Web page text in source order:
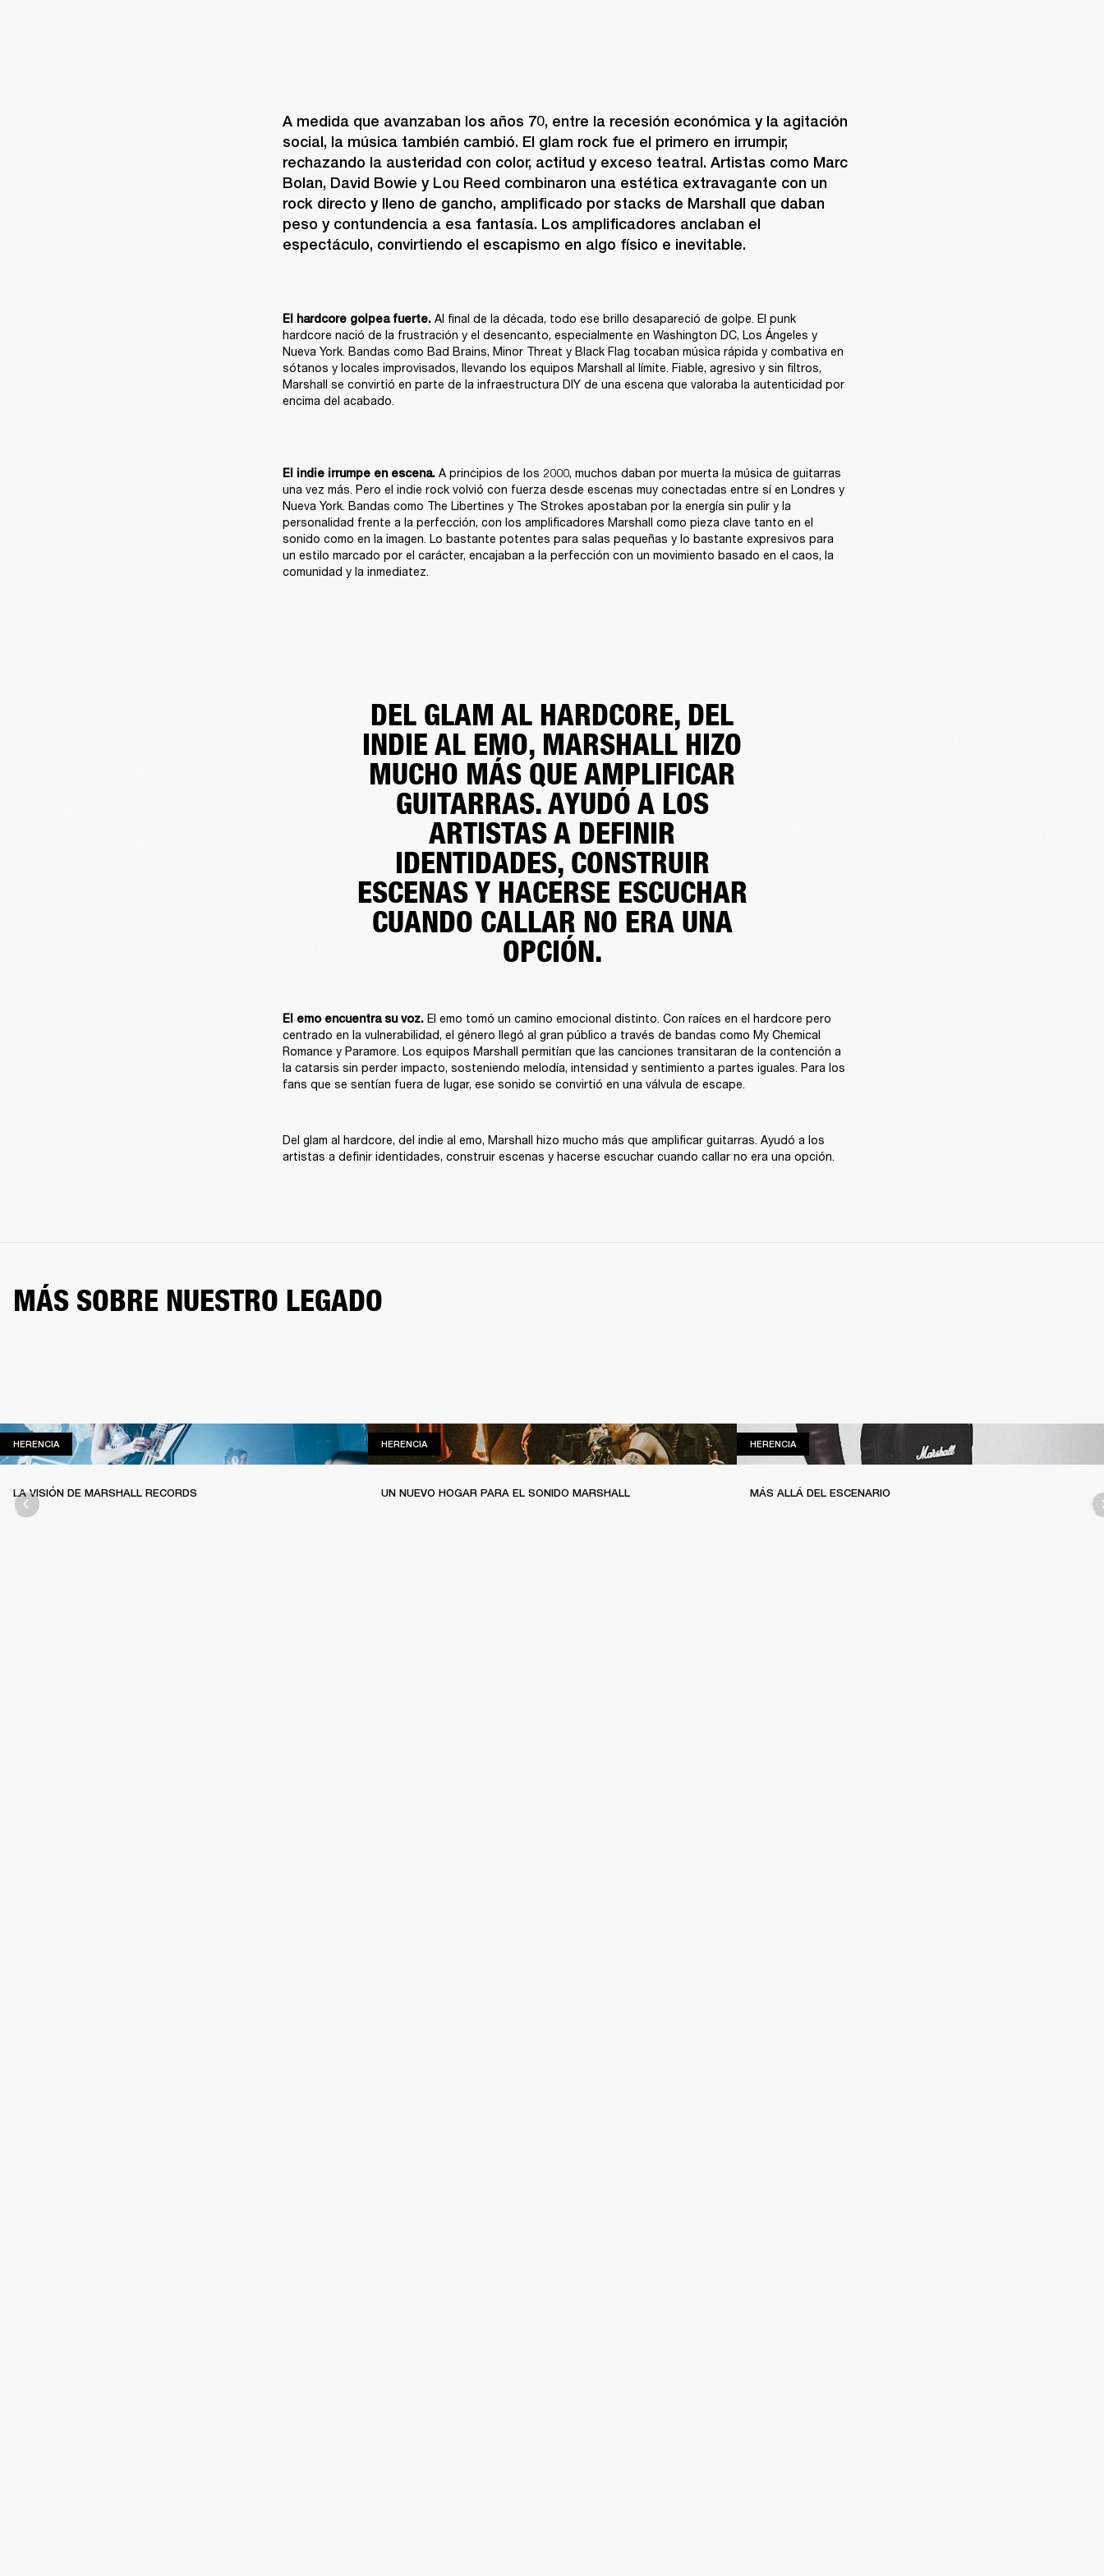
A medida que avanzaban los años 70, entre la recesión económica y la agitación
social, la música también cambió. El glam rock fue el primero en irrumpir,
rechazando la austeridad con color, actitud y exceso teatral. Artistas como Marc
Bolan, David Bowie y Lou Reed combinaron una estética extravagante con un
rock directo y lleno de gancho, amplificado por stacks de Marshall que daban
peso y contundencia a esa fantasía. Los amplificadores anclaban el
espectáculo, convirtiendo el escapismo en algo físico e inevitable.
El hardcore golpea fuerte. Al final de la década, todo ese brillo desapareció de golpe. El punk
hardcore nació de la frustración y el desencanto, especialmente en Washington DC, Los Ángeles y
Nueva York. Bandas como Bad Brains, Minor Threat y Black Flag tocaban música rápida y combativa en
sótanos y locales improvisados, llevando los equipos Marshall al límite. Fiable, agresivo y sin filtros,
Marshall se convirtió en parte de la infraestructura DIY de una escena que valoraba la autenticidad por
encima del acabado.
El indie irrumpe en escena. A principios de los 2000, muchos daban por muerta la música de guitarras
una vez más. Pero el indie rock volvió con fuerza desde escenas muy conectadas entre sí en Londres y
Nueva York. Bandas como The Libertines y The Strokes apostaban por la energía sin pulir y la
personalidad frente a la perfección, con los amplificadores Marshall como pieza clave tanto en el
sonido como en la imagen. Lo bastante potentes para salas pequeñas y lo bastante expresivos para
un estilo marcado por el carácter, encajaban a la perfección con un movimiento basado en el caos, la
comunidad y la inmediatez.
DEL GLAM AL HARDCORE, DEL
INDIE AL EMO, MARSHALL HIZO
MUCHO MÁS QUE AMPLIFICAR
GUITARRAS. AYUDÓ A LOS
ARTISTAS A DEFINIR
IDENTIDADES, CONSTRUIR
ESCENAS Y HACERSE ESCUCHAR
CUANDO CALLAR NO ERA UNA
OPCIÓN.
El emo encuentra su voz. El emo tomó un camino emocional distinto. Con raíces en el hardcore pero
centrado en la vulnerabilidad, el género llegó al gran público a través de bandas como My Chemical
Romance y Paramore. Los equipos Marshall permitían que las canciones transitaran de la contención a
la catarsis sin perder impacto, sosteniendo melodía, intensidad y sentimiento a partes iguales. Para los
fans que se sentían fuera de lugar, ese sonido se convirtió en una válvula de escape.
Del glam al hardcore, del indie al emo, Marshall hizo mucho más que amplificar guitarras. Ayudó a los
artistas a definir identidades, construir escenas y hacerse escuchar cuando callar no era una opción.
MÁS SOBRE NUESTRO LEGADO
HERENCIAHERENCIA
LA VISIÓN DE MARSHALL RECORDS
HERENCIAHERENCIA
UN NUEVO HOGAR PARA EL SONIDO MARSHALL
HERENCIAHERENCIA
MÁS ALLÁ DEL ESCENARIO